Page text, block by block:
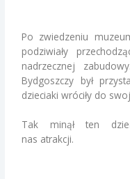
Po zwiedzeniu
podziwiały
nadrzecznej
Bydgoszczy był
dzieciaki wróciły do
Tak minął ten
nas atrakcji.